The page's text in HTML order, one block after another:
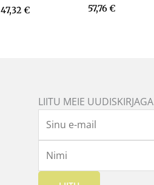
47,32€ 57,76€
LIITU MEIE UUDISKIRJAGA